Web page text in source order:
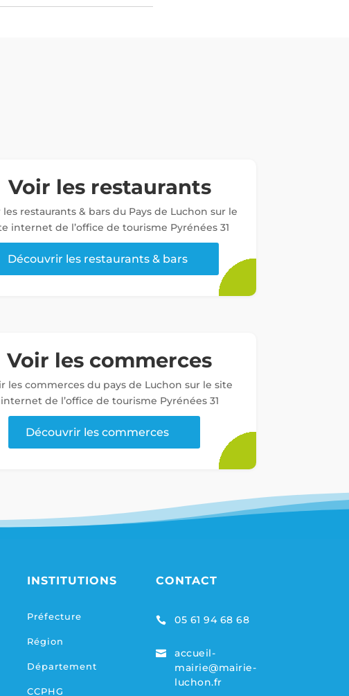
Voir les restaurants
les restaurants & bars du Pays de Luchon sur le
internet de l’office de tourisme Pyrénées 31
Découvrir les restaurants & bars
Voir les commerces
les commerces du pays de Luchon sur le site
internet de l’office de tourisme Pyrénées 31
Découvrir les commerces
INSTITUTIONS
Préfecture
Région
Département
CCPHG
CONTACT
 05 61 94 68 68

accueil-
mairie@mairie-
luchon.fr